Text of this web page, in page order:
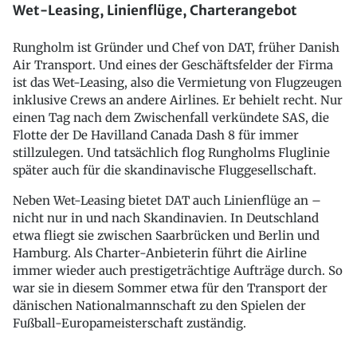
Wet-Leasing, Linienflüge, Charterangebot
Rungholm ist Gründer und Chef von DAT, früher Danish
Air Transport. Und eines der Geschäftsfelder der Firma
ist das Wet-Leasing, also die Vermietung von Flugzeugen
inklusive Crews an andere Airlines. Er behielt recht. Nur
einen Tag nach dem Zwischenfall verkündete SAS, die
Flotte der De Havilland Canada Dash 8 für immer
stillzulegen. Und tatsächlich flog Rungholms Fluglinie
später auch für die skandinavische Fluggesellschaft.
Neben Wet-Leasing bietet DAT auch Linienflüge an –
nicht nur in und nach Skandinavien. In Deutschland
etwa fliegt sie zwischen Saarbrücken und Berlin und
Hamburg. Als Charter-Anbieterin führt die Airline
immer wieder auch prestigeträchtige Aufträge durch. So
war sie in diesem Sommer etwa für den Transport der
dänischen Nationalmannschaft zu den Spielen der
Fußball-Europameisterschaft zuständig.